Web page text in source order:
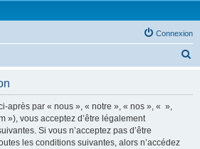
Connexion
après par « nous », « notre », « nos », « »,
»), vous acceptez d’être légalement
Si vous n’acceptez pas d’être
les conditions suivantes, alors n’accédez